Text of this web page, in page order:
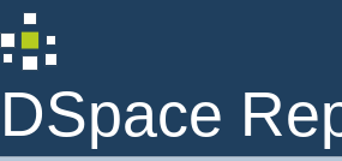
DSpace
DSpace Startseite